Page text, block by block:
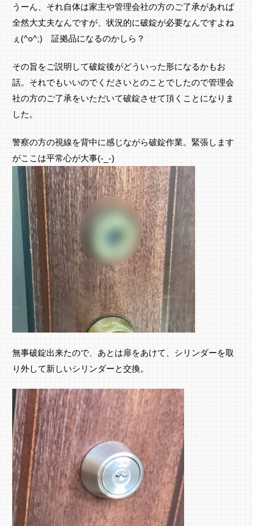
うーん、それ自体は家主や管理会社の方のご了承があれば
全然大丈夫なんですが、状況的に破錠が必要なんですよね
ぇ(^o^;) 証拠品になるのかしら？
その旨をご説明して破錠後がどういった形になるかもお
話。それでもいいのでくださいとのことでしたので管理会
社の方のご了承をいただいて破錠させて頂くことになりま
した。
警察の方の視線を背中に感じながら破錠作業。緊張します
がここは平常心が大事(-_-)
無事破錠出来たので、あとは扉をあけて、シリンダーを取
り外して新しいシリンダーと交換。